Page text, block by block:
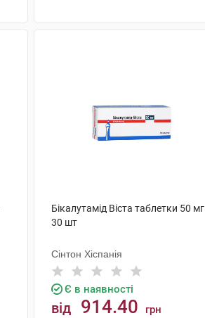
Бікалутамід Віста таблетки 50 мг
30 шт
Сінтон Хіспанія
Є в наявності
від 914.40 грн